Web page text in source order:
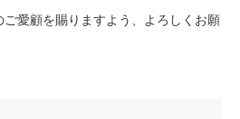
愛顧を賜りますよう、よろしくお願